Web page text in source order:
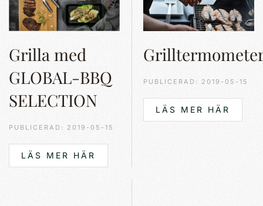
Grilla med
GLOBAL-BBQ
SELECTION
PUBLICERAD: 2019-05-15
LÄS MER HÄR
PUBLICERAD: 2019-05-15
LÄS MER HÄR